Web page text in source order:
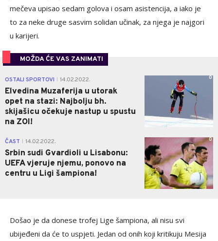
mečeva upisao sedam golova i osam asistencija, a iako je
to za neke druge sasvim solidan učinak, za njega je najgori
u karijeri.
MOŽDA ĆE VAS ZANIMATI
OSTALI SPORTOVI 14.02.2022.
Elvedina Muzaferija u utorak
opet na stazi: Najbolju bh.
skijašicu očekuje nastup u spustu
na ZOI!
0
ČAST 14.02.2022.
Srbin sudi Gvardioli u Lisabonu:
UEFA vjeruje njemu, ponovo na
centru u Ligi šampiona!
0
Došao je da donese trofej Lige šampiona, ali nisu svi
ubijeđeni da će to uspjeti. Jedan od onih koji kritikuju Mesija